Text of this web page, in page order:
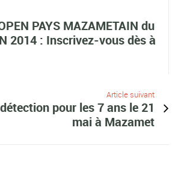
PAYS MAZAMETAIN du
2014 : Inscrivez-vous dès à
Article suivant
pour les 7 ans le 21
mai à Mazamet